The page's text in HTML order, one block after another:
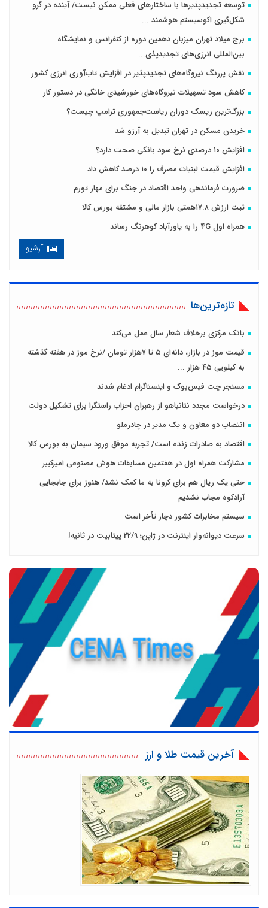
توسعه تجدیدپذیرها با ساختارهای فعلی ممکن نیست/ آینده در گرو
شکل‌گیری اکوسیستم هوشمند ...
برج میلاد تهران میزبان دهمین دوره از کنفرانس و نمایشگاه
بین‌المللی انرژی‌های تجدیدپذی...
نقش پررنگ نیروگاه‌های تجدیدپذیر در افزایش تاب‌آوری انرژی کشور
کاهش سود تسهیلات نیروگاه‌های خورشیدی خانگی در دستور کار
بزرگ‌ترین ریسک دوران ریاست‌جمهوری ترامپ چیست؟
خریدن مسکن در تهران تبدیل به آرزو شد
افزایش ۱۰ درصدی نرخ سود بانکی صحت دارد؟
افزایش قیمت لبنیات مصرف را ۱۰ درصد کاهش داد
ضرورت فرماندهی واحد اقتصاد در جنگ برای مهار تورم
ثبت ارزش ۱۷.۸همتی بازار مالی و مشتقه بورس کالا
همراه اول 4G را به یاورآباد کوهرنگ رساند
آرشیو
تازه‌ترین‌ها
بانک مرکزی برخلاف شعار سال عمل می‌کند
قیمت موز در بازار، دانه‌ای ۵ تا ۷هزار تومان /نرخ موز در هفته گذشته
به کیلویی ۴۵ هزار ...
مسنجر چت فیس‌بوک و اینستاگرام ادغام شدند
درخواست مجدد نتانیاهو از رهبران احزاب راستگرا برای تشکیل دولت
انتصاب دو معاون و یک مدیر در چادرملو
اقتصاد به صادرات زنده است/ تجربه موفق ورود سیمان به بورس کالا
مشارکت همراه اول در هفتمین مسابقات هوش مصنوعی امیرکبیر
حتی یک ریال هم برای کرونا به ما کمک نشد/ هنوز برای جابجایی
آرادکوه مجاب نشدیم
سیستم مخابرات کشور دچار تأخر است
سرعت دیوانه‌وار اینترنت در ژاپن؛ 22/9 پیتابیت در ثانیه!
آخرین قیمت طلا و ارز